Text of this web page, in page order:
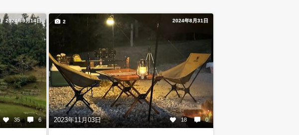
2024年9月14日
35 6
2024年8月31日
2023年11月03日 18 0
2